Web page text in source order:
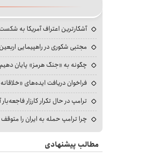
آشکارترین اعتراف آمریکا به شکست
مجتبی شکوری در راهپیمایی
چگونه به «جنگ هرمز» پایان
فراخوان دریافت ایده‌های
ترامپ در حال تکرار کارزار
چرا ترامپ حمله به ایران را
مطالب پیشنهادی